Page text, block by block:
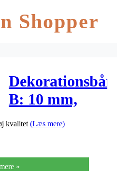
Shopper
B: 10 mm,
rød/hvid
12x1m
kvalitet (Læs mere)
»